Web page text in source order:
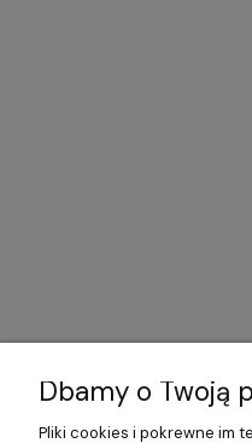
Dbamy o Twoją
Pliki cookies i pokrewne im